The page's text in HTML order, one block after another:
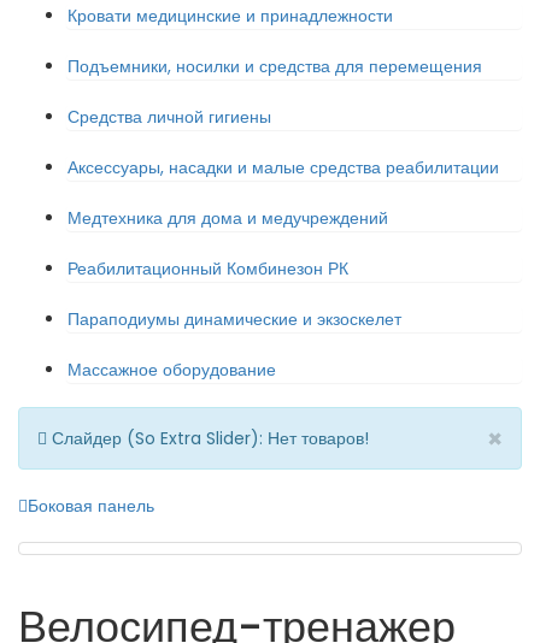
Кровати медицинские и принадлежности
Подъемники, носилки и средства для перемещения
Средства личной гигиены
Аксессуары, насадки и малые средства реабилитации
Медтехника для дома и медучреждений
Реабилитационный Комбинезон РК
Параподиумы динамические и экзоскелет
Массажное оборудование
Слайдер (So Extra Slider): Нет товаров! ×
Боковая панель
Велосипед-тренажер